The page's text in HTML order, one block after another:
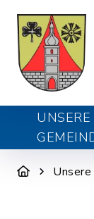
UNSERE
Unsere